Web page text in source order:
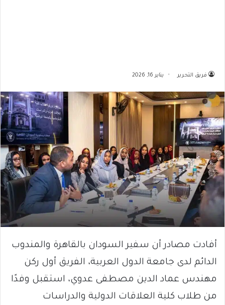
فريق التحرير يناير 16, 2026
أفادت مصادر أن سفير السودان بالقاهرة والمندوب
الدائم لدى جامعة الدول العربية، الفريق أول ركن
مهندس عماد الدين مصطفى عدوي، استقبل وفدًا
من طلاب كلية العلاقات الدولية والدراسات